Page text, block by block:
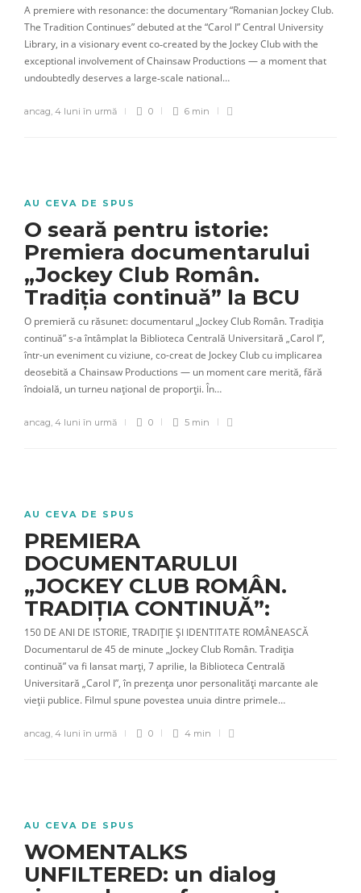
A premiere with resonance: the documentary “Romanian Jockey Club.
The Tradition Continues” debuted at the “Carol I” Central University
Library, in a visionary event co‑created by the Jockey Club with the
exceptional involvement of Chainsaw Productions — a moment that
undoubtedly deserves a large‑scale national…
ancag, 4 luni în urmă 0 6 min
AU CEVA DE SPUS
O seară pentru istorie:
Premiera documentarului
„Jockey Club Român.
Tradiția continuă” la BCU
O premieră cu răsunet: documentarul „Jockey Club Român. Tradiția
continuă” s-a întâmplat la Biblioteca Centrală Universitară „Carol I”,
într-un eveniment cu viziune, co-creat de Jockey Club cu implicarea
deosebită a Chainsaw Productions — un moment care merită, fără
îndoială, un turneu național de proporții. În…
ancag, 4 luni în urmă 0 5 min
AU CEVA DE SPUS
PREMIERA
DOCUMENTARULUI
„JOCKEY CLUB ROMÂN.
TRADIȚIA CONTINUĂ”:
150 DE ANI DE ISTORIE, TRADIȚIE ȘI IDENTITATE ROMÂNEASCĂ
Documentarul de 45 de minute „Jockey Club Român. Tradiția
continuă” va fi lansat marți, 7 aprilie, la Biblioteca Centrală
Universitară „Carol I”, în prezența unor personalități marcante ale
vieții publice. Filmul spune povestea unuia dintre primele…
ancag, 4 luni în urmă 0 4 min
AU CEVA DE SPUS
WOMENTALKS
UNFILTERED: un dialog